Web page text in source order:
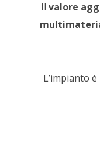
Il valore
L’impianto è